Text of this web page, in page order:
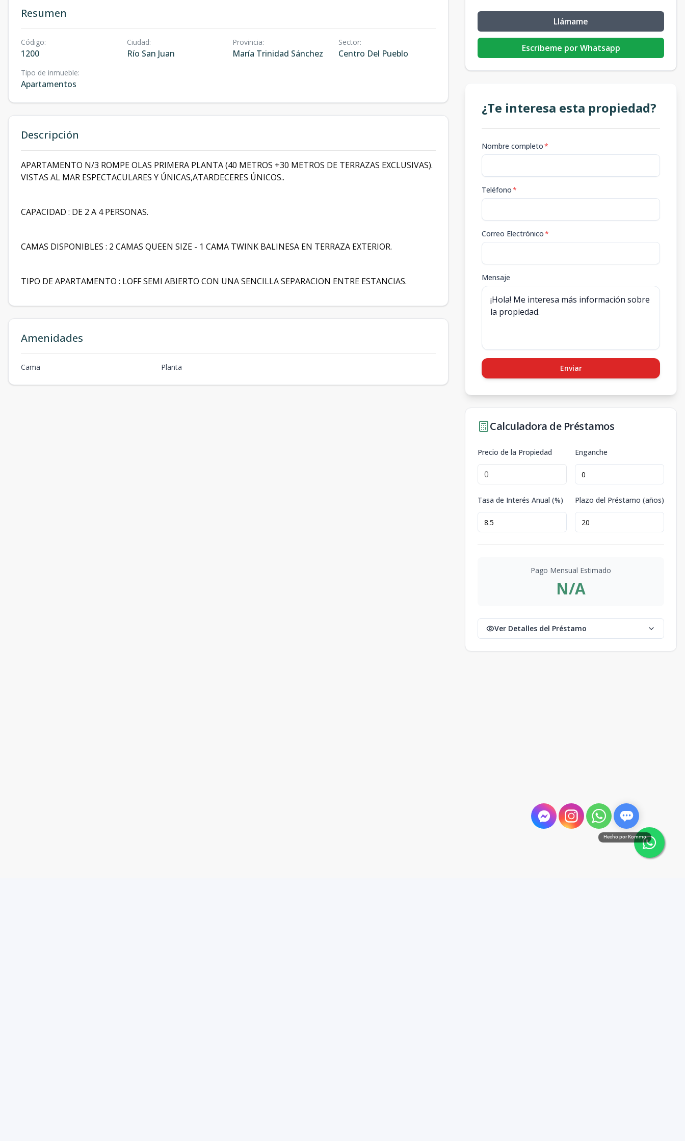
Resumen
Código:
1200
Ciudad:
Río San Juan
Provincia:
María Trinidad Sánchez
Sector:
Centro Del Pueblo
Tipo de inmueble:
Apartamentos
Descripción
APARTAMENTO N/3 ROMPE OLAS PRIMERA PLANTA (40 METROS +30 METROS DE TERRAZAS EXCLUSIVAS).
VISTAS AL MAR ESPECTACULARES Y ÚNICAS,ATARDECERES ÚNICOS..
CAPACIDAD : DE 2 A 4 PERSONAS.
CAMAS DISPONIBLES : 2 CAMAS QUEEN SIZE - 1 CAMA TWINK BALINESA EN TERRAZA EXTERIOR.
TIPO DE APARTAMENTO : LOFF SEMI ABIERTO CON UNA SENCILLA SEPARACION ENTRE ESTANCIAS.
Amenidades
Cama Planta
Llámame
Escribeme por Whatsapp
¿Te interesa esta propiedad?
Nombre completo*
Teléfono*
Correo Electrónico*
Mensaje
Enviar
Calculadora de Préstamos
Precio de la Propiedad Enganche
Tasa de Interés Anual (%) Plazo del Préstamo (años)
Pago Mensual Estimado
N/A
Ver Detalles del Préstamo
Hecho por Kommo